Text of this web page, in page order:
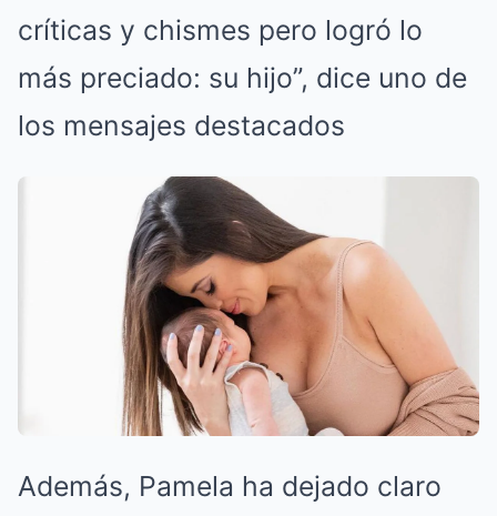
críticas y chismes pero logró lo
más preciado: su hijo”, dice uno de
los mensajes destacados
Además, Pamela ha dejado claro